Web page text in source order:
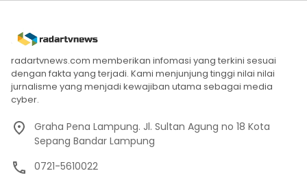
radartvnews.com memberikan infomasi yang terkini sesuai
dengan fakta yang terjadi. Kami menjunjung tinggi nilai nilai
jurnalisme yang menjadi kewajiban utama sebagai media
cyber.
Graha Pena Lampung. Jl. Sultan Agung no 18 Kota
Sepang Bandar Lampung
0721-5610022